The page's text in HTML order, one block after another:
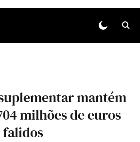
mantém
milhões de euros
falidos